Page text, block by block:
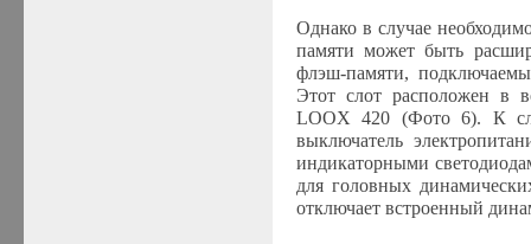
Однако в случае
памяти может быть
флэш-памяти,
Этот слот расположен в
LOOX 420 (Фото 6). К
выключатель
индикаторными
для головных
отключает встроенный